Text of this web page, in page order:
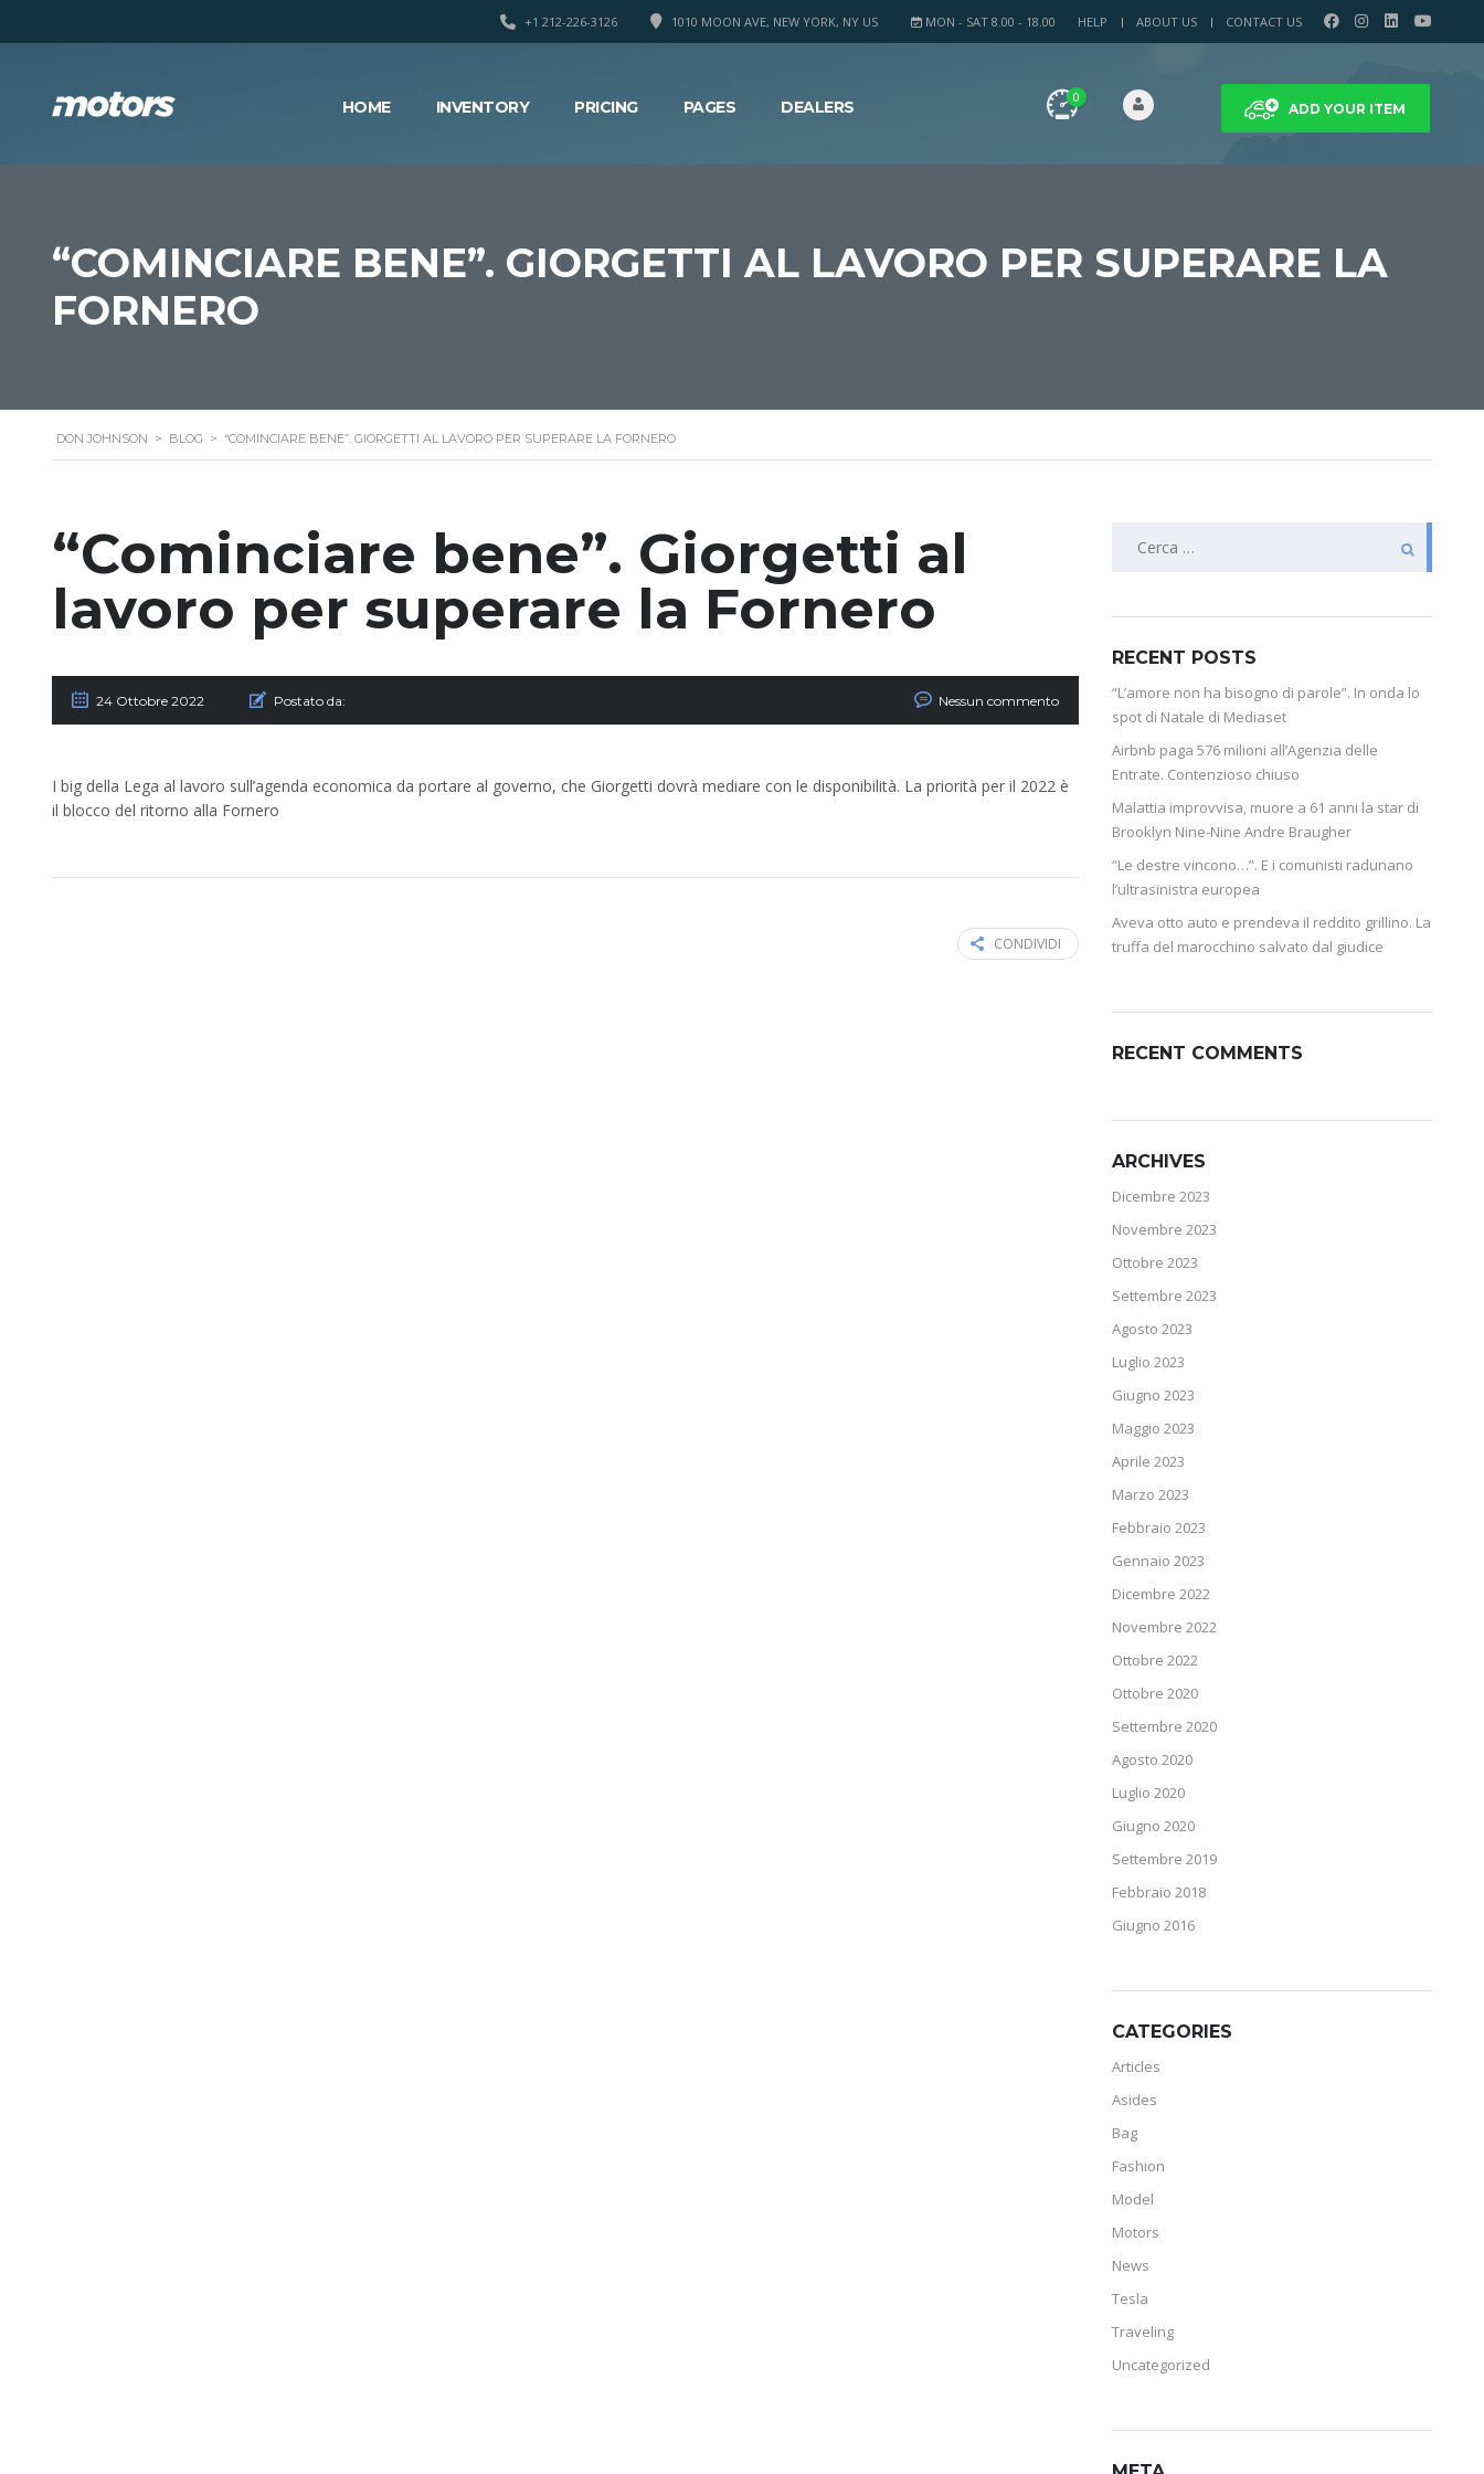
HELP ABOUT US CONTACT US
MON - SAT 8.00 - 18.00
1010 MOON AVE, NEW YORK, NY US
+1 212-226-3126
ADD YOUR ITEM
0
HOME INVENTORY PRICING PAGES DEALERS
“COMINCIARE BENE”. GIORGETTI AL LAVORO PER SUPERARE LA
FORNERO
DON JOHNSON > BLOG > “COMINCIARE BENE”. GIORGETTI AL LAVORO PER SUPERARE LA FORNERO
“Cominciare bene”. Giorgetti al
lavoro per superare la Fornero
24 Ottobre 2022 Postato da: Nessun commento
I big della Lega al lavoro sull’agenda economica da portare al governo, che Giorgetti dovrà mediare con le disponibilità. La priorità per il 2022 è
il blocco del ritorno alla Fornero
CONDIVIDI
RECENT POSTS
“L’amore non ha bisogno di parole”. In onda lo
spot di Natale di Mediaset
Airbnb paga 576 milioni all’Agenzia delle
Entrate. Contenzioso chiuso
Malattia improvvisa, muore a 61 anni la star di
Brooklyn Nine-Nine Andre Braugher
“Le destre vincono…”. E i comunisti radunano
l’ultrasinistra europea
Aveva otto auto e prendeva il reddito grillino. La
truffa del marocchino salvato dal giudice
RECENT COMMENTS
ARCHIVES
Dicembre 2023
Novembre 2023
Ottobre 2023
Settembre 2023
Agosto 2023
Luglio 2023
Giugno 2023
Maggio 2023
Aprile 2023
Marzo 2023
Febbraio 2023
Gennaio 2023
Dicembre 2022
Novembre 2022
Ottobre 2022
Ottobre 2020
Settembre 2020
Agosto 2020
Luglio 2020
Giugno 2020
Settembre 2019
Febbraio 2018
Giugno 2016
CATEGORIES
Articles
Asides
Bag
Fashion
Model
Motors
News
Tesla
Traveling
Uncategorized